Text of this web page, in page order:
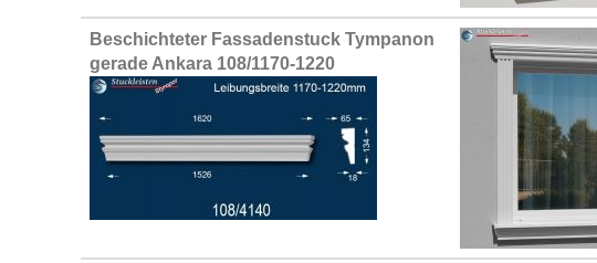
Beschichteter Fassadenstuck Tympanon
gerade Ankara 108/1170-1220